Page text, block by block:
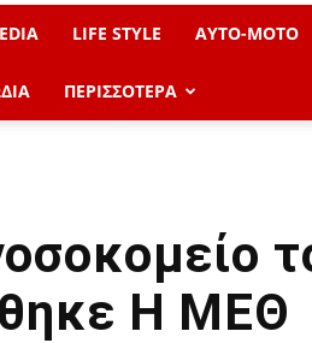
LIFE STYLE AYTO-ΜOTO
ΠΕΡΙΣΣΟΤΕΡΑ
Η ΜΕΘ